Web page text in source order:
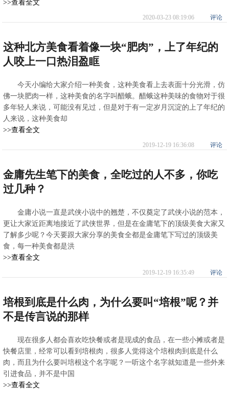
>>查看全文
2020-03-23 08:19:06 评论
这种北方美食看着像一块“肥肉”，上了年纪的
人咬上一口热泪盈眶
今天小编给大家介绍一种美食，这种美食看上去表面十分光滑，仿
佛一块肥肉一样，这种美食的名字叫醋蛾。醋蛾这种美味的食物对于很
多年轻人来说，可能没有见过，但是对于有一定岁月沉淀的上了年纪的
人来说，这种美食却
>>查看全文
2019-12-19 16:36:08 评论
金庸先生笔下的美食，全吃过的人不多，你吃
过几种？
金庸小说一直是武侠小说中的翘楚，不仅奠定了武侠小说的范本，
更让大家近距离地接近了武侠世界，但是在金庸笔下的顶级美食大家又
了解多少呢？今天要跟大家分享的美食全都是金庸笔下写过的顶级美
食，每一种美食都是洪
>>查看全文
2019-12-19 16:35:49 评论
培根到底是什么肉，为什么要叫“培根”呢？并
不是传言说的那样
现在很多人都会喜欢吃快餐或者是现成的食品，在一些小摊或者是
快餐店里，经常可以看到培根肉，很多人觉得这个培根肉到底是什么
肉，而且为什么要叫培根这个名字呢？一听这个名字就知道是一些外来
引进食品，并不是中国
>>查看全文